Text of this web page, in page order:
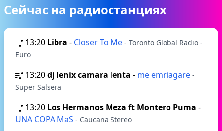
Сейчас на радиостанциях
13:20 Libra - Closer To Me - Toronto Global Radio -
Euro
13:20dj lenix camara lenta - me emriagare -
Super Salsera
13:20 Los Hermanos Meza ft Montero Puma -
UNA COPA MaS - Caucana Stereo